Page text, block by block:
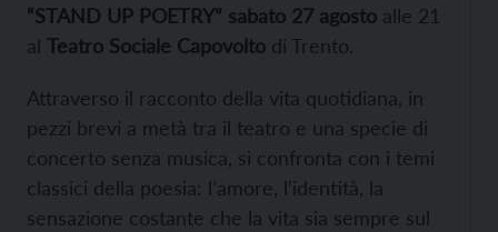
“STAND UP POETRY” sabato 27 agosto alle 21
al Teatro Sociale Capovolto di Trento.
Attraverso il racconto della vita quotidiana, in
pezzi brevi a metà tra il teatro e una specie di
concerto senza musica, si confronta con i temi
classici della poesia: l’amore, l’identità, la
sensazione costante che la vita sia sempre sul